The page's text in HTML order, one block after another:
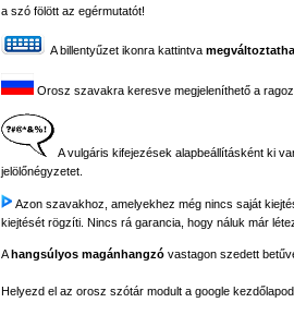
a szó fölött az egérmutatót!
A billentyűzet ikonra kattintva
Orosz szavakra keresve megjeleníthető a
A vulgáris kifejezések alapbeállításként ki
jelölőnégyzetet.
Azon szavakhoz, amelyekhez még nincs saját
kiejtését rögzíti. Nincs rá garancia, hogy náluk már
Ahangsúlyos magánhangzó vastagon szedett
Helyezd el az orosz szótár modult a google